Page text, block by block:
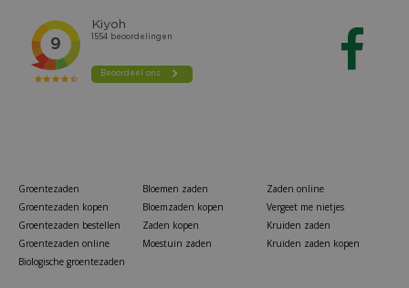
Groentezaden
Groentezaden kopen
Groentezaden bestellen
Groentezaden online
Biologische groentezaden
Bloemen zaden
Bloemzaden kopen
Zaden kopen
Moestuin zaden
Zaden online
Vergeet me nietjes
Kruiden zaden
Kruiden zaden kopen